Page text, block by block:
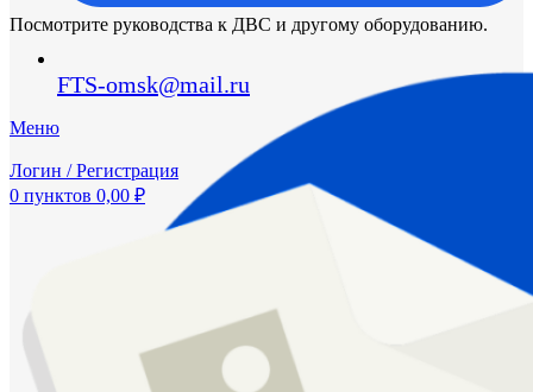
FTS-omsk@mail.ru
Меню
Логин / Регистрация
0 пунктов 0,00 ₽
Посмотрите руководства к ДВС и другому оборудованию.